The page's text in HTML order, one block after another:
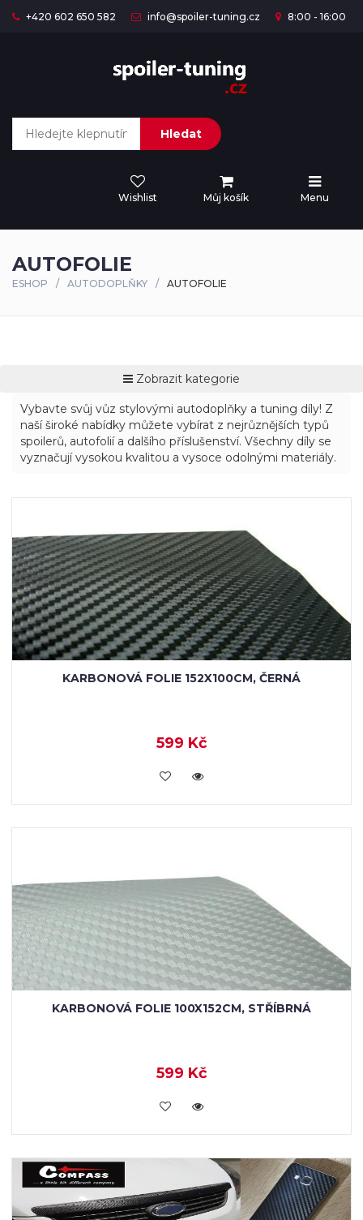
+420 602 650 582 info@spoiler-tuning.cz 8:00 - 16:00
Hledat
Wishlist Můj košík Menu
AUTOFOLIE
ESHOP AUTODOPLŇKY AUTOFOLIE
Zobrazit kategorie
Vybavte svůj vůz stylovými autodoplňky a tuning díly! Z
naší široké nabídky můžete vybírat z nejrůznějších typů
spoilerů, autofolií a dalšího příslušenství. Všechny díly se
vyznačují vysokou kvalitou a vysoce odolnými materiály.
KARBONOVÁ FOLIE 152X100CM, ČERNÁ
599 Kč
VLOŽIT DO KOŠÍKU
KARBONOVÁ FOLIE 100X152CM, STŘÍBRNÁ
599 Kč
VLOŽIT DO KOŠÍKU